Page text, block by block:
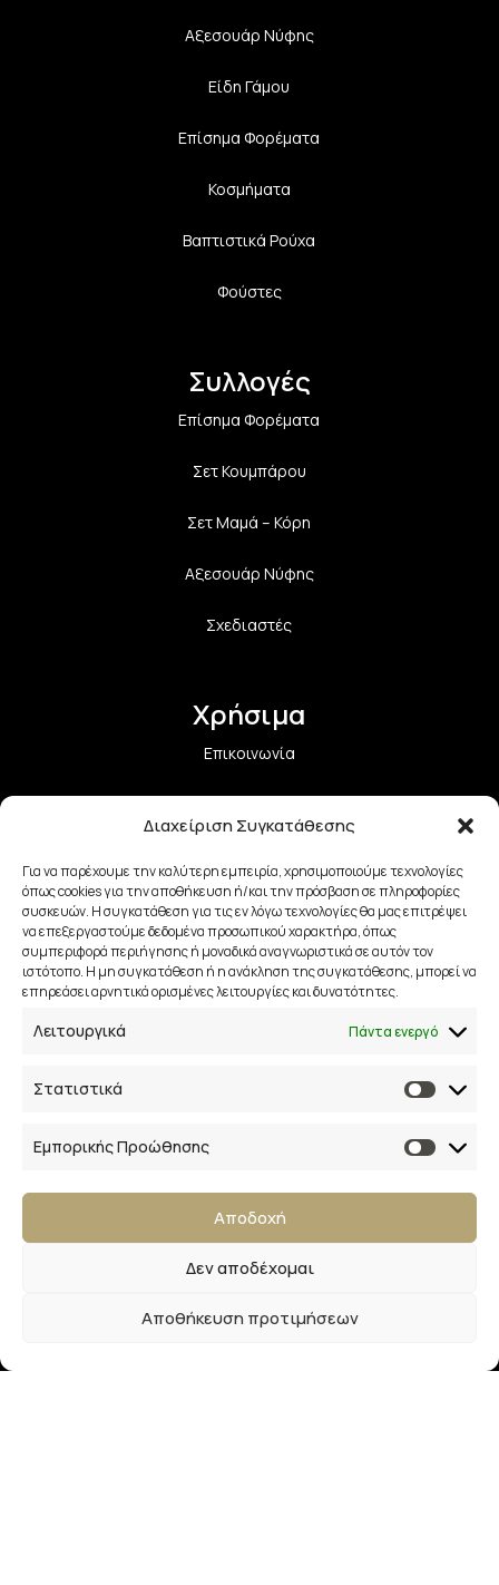
Διαχείριση Συγκατάθεσης
Για να παρέχουμε την καλύτερη εμπειρία, χρησιμοποιούμε τεχνολογίες
όπως cookies για την αποθήκευση ή/και την πρόσβαση σε πληροφορίες
συσκευών. Η συγκατάθεση για τις εν λόγω τεχνολογίες θα μας επιτρέψει
να επεξεργαστούμε δεδομένα προσωπικού χαρακτήρα, όπως
συμπεριφορά περιήγησης ή μοναδικά αναγνωριστικά σε αυτόν τον
ιστότοπο. Η μη συγκατάθεση ή η ανάκληση της συγκατάθεσης, μπορεί να
επηρεάσει αρνητικά ορισμένες λειτουργίες και δυνατότητες.
Λειτουργικά Πάντα ενεργό
Στατιστικά
Εμπορικής Προώθησης
Αποδοχή
Δεν αποδέχομαι
Αποθήκευση προτιμήσεων
Αξεσουάρ Νύφης
Είδη Γάμου
Επίσημα Φορέματα
Κοσμήματα
Βαπτιστικά Ρούχα
Φούστες
Συλλογές
Επίσημα Φορέματα
Σετ Κουμπάρου
Σετ Μαμά – Κόρη
Αξεσουάρ Νύφης
Σχεδιαστές
Χρήσιμα
Επικοινωνία
Πολιτική Επιστροφών
Τρόποι Αποστολής
28ης Οκτωβρίου 33
41223, Λάρισα
info@lalimainas.gr